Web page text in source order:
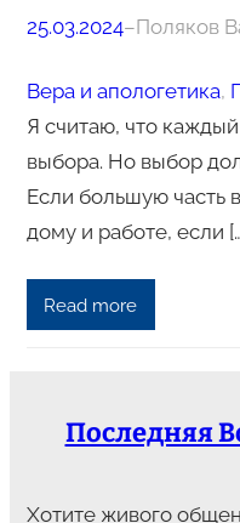
25.03.2024–Поляков
Вера и апологетика,
Я считаю, что
выбора. Но выбор
Если большую часть
дому и работе, если
Read more
Последняя
Хотите живого